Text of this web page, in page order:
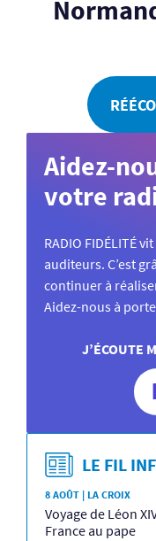
Aidez-
votre
RADIO FIDÉLITÉ
auditeurs. C’est
continuer à
Aidez-nous à
J’ÉCOUTE
LE FIL
8 AOÛT | LA CROIX
Voyage de Léon
France au pape